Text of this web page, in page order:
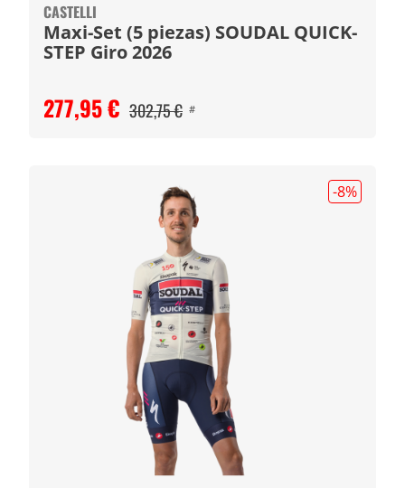
CASTELLI
Maxi-Set (5 piezas) SOUDAL QUICK-
STEP Giro 2026
277,95 € 302,75 € #
-8%